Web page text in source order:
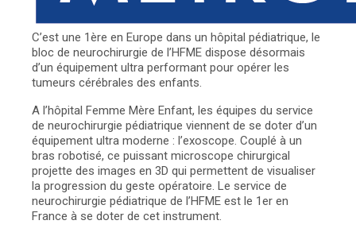
C’est une 1ère en Europe dans un hôpital pédiatrique, le
bloc de neurochirurgie de l’HFME dispose désormais
d’un équipement ultra performant pour opérer les
tumeurs cérébrales des enfants.
A l’hôpital Femme Mère Enfant, les équipes du service
de neurochirurgie pédiatrique viennent de se doter d’un
équipement ultra moderne : l’exoscope. Couplé à un
bras robotisé, ce puissant microscope chirurgical
projette des images en 3D qui permettent de visualiser
la progression du geste opératoire. Le service de
neurochirurgie pédiatrique de l’HFME est le 1er en
France à se doter de cet instrument.